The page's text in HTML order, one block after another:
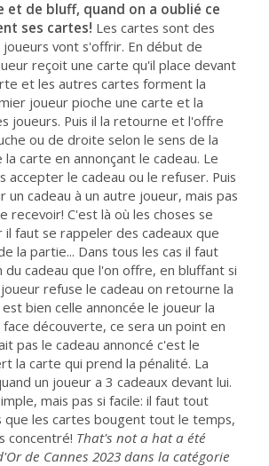
et de bluff, quand on a oublié ce
ses cartes! Les cartes sont des
joueurs vont s'offrir. En début de
reçoit une carte qu'il place devant
et les autres cartes forment la
joueur pioche une carte et la
joueurs. Puis il la retourne et l'offre
ou de droite selon le sens de la
carte en annonçant le cadeau. Le
accepter le cadeau ou le refuser. Puis
un cadeau à un autre joueur, mais pas
recevoir! C'est là où les choses se
il faut se rappeler des cadeaux que
la partie... Dans tous les cas il faut
du cadeau que l'on offre, en bluffant si
refuse le cadeau on retourne la
bien celle annoncée le joueur la
découverte, ce sera un point en
pas le cadeau annoncé c'est le
la carte qui prend la pénalité. La
un joueur a 3 cadeaux devant lui.
mais pas si facile: il faut tout
que les cartes bougent tout le temps,
concentré! That's not a hat a été
de Cannes 2023 dans la catégorie